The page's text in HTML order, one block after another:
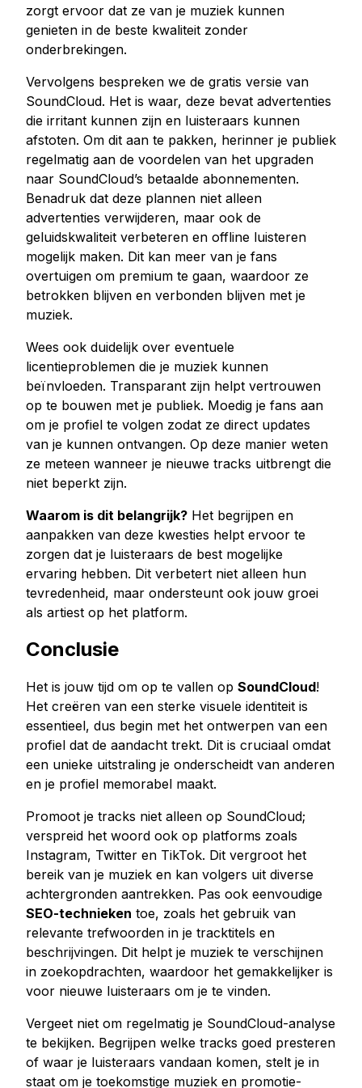
zorgt ervoor dat ze van je muziek kunnen
genieten in de beste kwaliteit zonder
onderbrekingen.
Vervolgens bespreken we de gratis versie van
SoundCloud. Het is waar, deze bevat advertenties
die irritant kunnen zijn en luisteraars kunnen
afstoten. Om dit aan te pakken, herinner je publiek
regelmatig aan de voordelen van het upgraden
naar SoundCloud’s betaalde abonnementen.
Benadruk dat deze plannen niet alleen
advertenties verwijderen, maar ook de
geluidskwaliteit verbeteren en offline luisteren
mogelijk maken. Dit kan meer van je fans
overtuigen om premium te gaan, waardoor ze
betrokken blijven en verbonden blijven met je
muziek.
Wees ook duidelijk over eventuele
licentieproblemen die je muziek kunnen
beïnvloeden. Transparant zijn helpt vertrouwen
op te bouwen met je publiek. Moedig je fans aan
om je profiel te volgen zodat ze direct updates
van je kunnen ontvangen. Op deze manier weten
ze meteen wanneer je nieuwe tracks uitbrengt die
niet beperkt zijn.
Waarom is dit belangrijk? Het begrijpen en
aanpakken van deze kwesties helpt ervoor te
zorgen dat je luisteraars de best mogelijke
ervaring hebben. Dit verbetert niet alleen hun
tevredenheid, maar ondersteunt ook jouw groei
als artiest op het platform.
Conclusie
Het is jouw tijd om op te vallen op SoundCloud!
Het creëren van een sterke visuele identiteit is
essentieel, dus begin met het ontwerpen van een
profiel dat de aandacht trekt. Dit is cruciaal omdat
een unieke uitstraling je onderscheidt van anderen
en je profiel memorabel maakt.
Promoot je tracks niet alleen op SoundCloud;
verspreid het woord ook op platforms zoals
Instagram, Twitter en TikTok. Dit vergroot het
bereik van je muziek en kan volgers uit diverse
achtergronden aantrekken. Pas ook eenvoudige
SEO-technieken toe, zoals het gebruik van
relevante trefwoorden in je tracktitels en
beschrijvingen. Dit helpt je muziek te verschijnen
in zoekopdrachten, waardoor het gemakkelijker is
voor nieuwe luisteraars om je te vinden.
Vergeet niet om regelmatig je SoundCloud-analyse
te bekijken. Begrijpen welke tracks goed presteren
of waar je luisteraars vandaan komen, stelt je in
staat om je toekomstige muziek en promotie-